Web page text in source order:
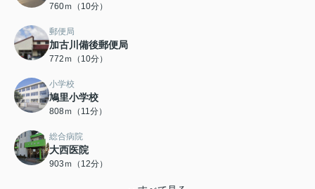
760ｍ（10分）
郵便局
加古川備後郵便局
772ｍ（10分）
小学校
鳩里小学校
808ｍ（11分）
総合病院
大西医院
903ｍ（12分）